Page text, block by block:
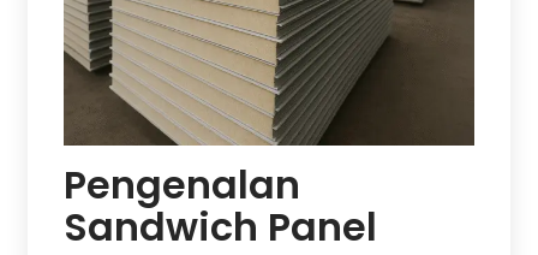
Pengenalan
Sandwich Panel